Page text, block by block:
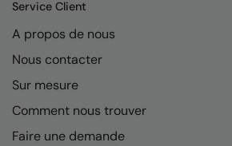
Kariban
Kariban Proact
KiMood
Kodak
Service Client
A propos de nous
Nous contacter
Sur mesure
Comment nous trouver
Faire une demande